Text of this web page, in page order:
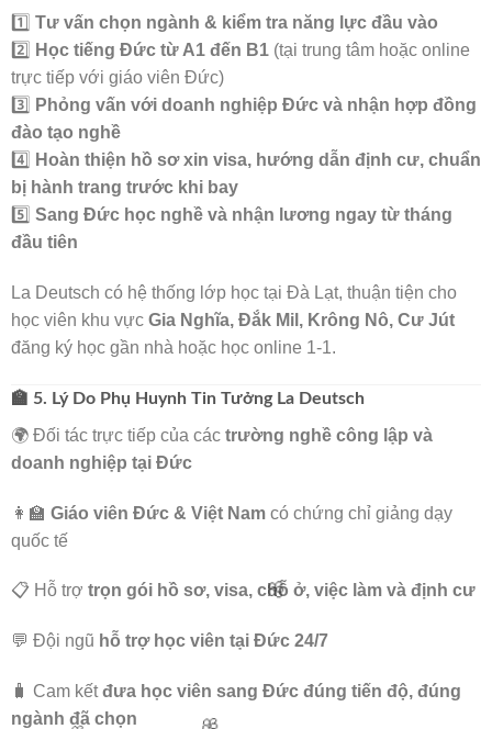
1️⃣ Tư vấn chọn ngành & kiểm tra năng lực đầu vào
2️⃣ Học tiếng Đức từ A1 đến B1 (tại trung tâm hoặc online
trực tiếp với giáo viên Đức)
3️⃣ Phỏng vấn với doanh nghiệp Đức và nhận hợp đồng
đào tạo nghề
4️⃣ Hoàn thiện hồ sơ xin visa, hướng dẫn định cư, chuẩn
bị hành trang trước khi bay
5️⃣ Sang Đức học nghề và nhận lương ngay từ tháng
đầu tiên
La Deutsch có hệ thống lớp học tại Đà Lạt, thuận tiện cho
học viên khu vực Gia Nghĩa, Đắk Mil, Krông Nô, Cư Jút
đăng ký học gần nhà hoặc học online 1-1.
🏫 5. Lý Do Phụ Huynh Tin Tưởng La Deutsch
🌍 Đối tác trực tiếp của các trường nghề công lập và
doanh nghiệp tại Đức
👩‍🏫 Giáo viên Đức & Việt Nam có chứng chỉ giảng dạy
quốc tế
📋 Hỗ trợ trọn gói hồ sơ, visa, chỗ ở, việc làm và định cư
💬 Đội ngũ hỗ trợ học viên tại Đức 24/7
🧳 Cam kếtđưa học viên sang Đức đúng tiến độ, đúng
ngành đã chọn